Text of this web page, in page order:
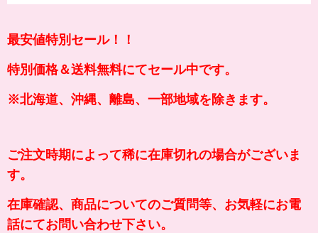
最安値特別セール！！
特別価格＆送料無料にてセール中です。
※北海道、沖縄、離島、一部地域を除きます。
ご注文時期によって稀に在庫切れの場合がございま
す。
在庫確認、商品についてのご質問等、お気軽にお電
話にてお問い合わせ下さい。